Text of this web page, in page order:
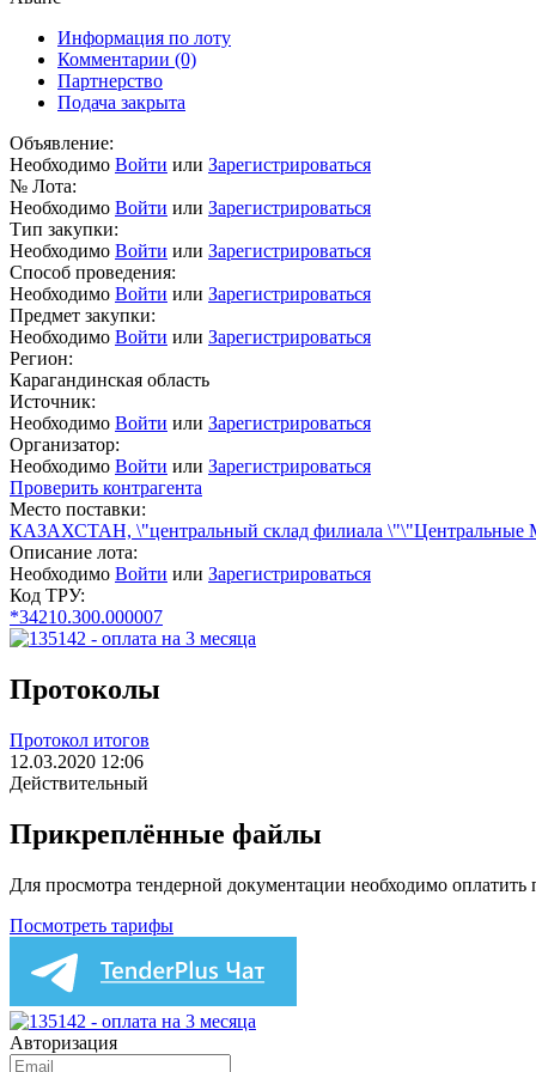
Информация по лоту
Комментарии (0)
Партнерство
Подача закрыта
Объявление:
Необходимо Войти или Зарегистрироваться
№ Лота:
Необходимо Войти или Зарегистрироваться
Тип закупки:
Необходимо Войти или Зарегистрироваться
Способ проведения:
Необходимо Войти или Зарегистрироваться
Предмет закупки:
Необходимо Войти или Зарегистрироваться
Регион:
Карагандинская область
Источник:
Необходимо Войти или Зарегистрироваться
Организатор:
Необходимо Войти или Зарегистрироваться
Проверить контрагента
Место поставки:
КАЗАХСТАН, \"центральный склад филиала
Описание лота:
Необходимо Войти или Зарегистрироваться
Код ТРУ:
*34210.300.000007
Протоколы
Протокол итогов
12.03.2020 12:06
Действительный
Прикреплённые файлы
Для просмотра тендерной документации необходимо оплатить
Посмотреть тарифы
Авторизация